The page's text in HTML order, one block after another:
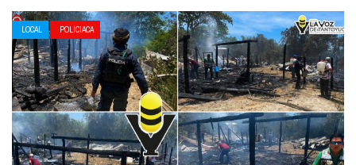
LOCAL POLICIACA